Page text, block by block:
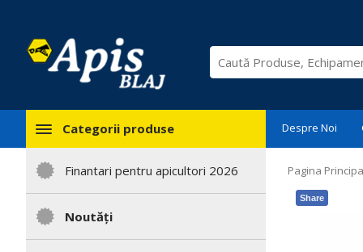
Categorii produse
Finantari pentru apicultori 2026
Noutăți
Despre Noi
Pagina
Share